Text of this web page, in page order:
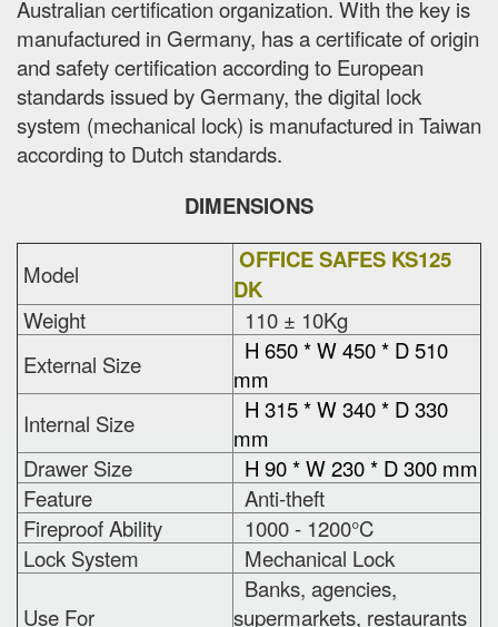
Australian certification organization. With the key is
manufactured in Germany, has a certificate of origin
and safety certification according to European
standards issued by Germany, the digital lock
system (mechanical lock) is manufactured in Taiwan
according to Dutch standards.
DIMENSIONS
Model
OFFICE SAFES KS125
DK
Weight
110 ± 10Kg
External Size
H 650 * W 450 * D 510
mm
Internal Size
H 315 * W 340 * D 330
mm
Drawer Size
H 90 * W 230 * D 300 mm
Feature
Anti-theft
Fireproof Ability
1000 - 1200°C
Lock System
Mechanical Lock
Use For
Banks, agencies,
supermarkets, restaurants